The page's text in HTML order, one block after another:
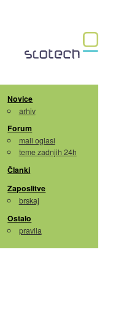
Novice
arhiv
Forum
mali oglasi
teme zadnjih 24h
Članki
Zaposlitve
brskaj
Ostalo
pravila